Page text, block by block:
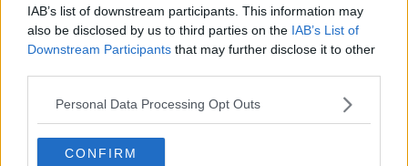
IAB’s list of downstream participants. This information may
also be disclosed by us to third parties on the IAB’s List of
Downstream Participants that may further disclose it to other
Personal Data Processing Opt Outs
CONFIRM
Maria Caruso
Se vuoi leggere le notizie principali della Toscana iscriviti alla
Newsletter QUInews - ToscanaMedia.